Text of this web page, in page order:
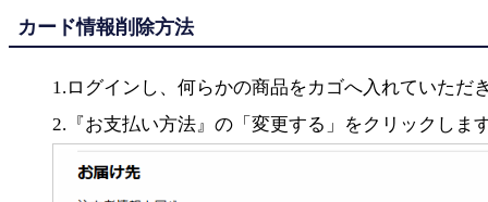
カード情報削除方法
1.ログインし、何らかの商品をカゴへ入れていただ
2.『お支払い方法』の「変更する」をクリックしま